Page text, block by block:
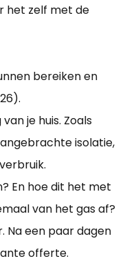
het zelf met de
bereiken en
je huis. Zoals
isolatie,
En hoe dit het met
van het gas af?
Na een paar dagen
offerte.